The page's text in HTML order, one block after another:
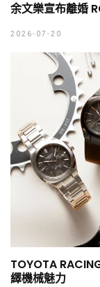
余文樂宣布離婚
2026-07-20
TOYOTA
繹機械魅力